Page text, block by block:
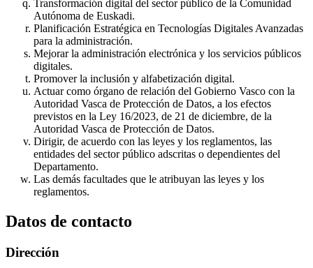
Transformación digital del sector público de la Comunidad
Autónoma de Euskadi.
Planificación Estratégica en Tecnologías Digitales Avanzadas
para la administración.
Mejorar la administración electrónica y los servicios públicos
digitales.
Promover la inclusión y alfabetización digital.
Actuar como órgano de relación del Gobierno Vasco con la
Autoridad Vasca de Protección de Datos, a los efectos
previstos en la Ley 16/2023, de 21 de diciembre, de la
Autoridad Vasca de Protección de Datos.
Dirigir, de acuerdo con las leyes y los reglamentos, las
entidades del sector público adscritas o dependientes del
Departamento.
Las demás facultades que le atribuyan las leyes y los
reglamentos.
Datos de contacto
Dirección